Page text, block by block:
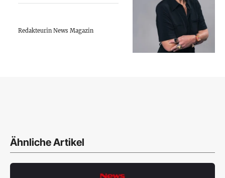
Redakteurin News Magazin
Ähnliche Artikel